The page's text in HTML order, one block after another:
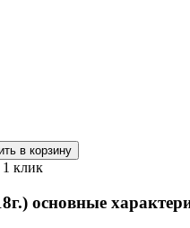
в корзину
клик
основные